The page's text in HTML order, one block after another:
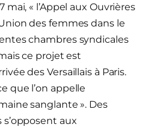
mai, « l’Appel aux Ouvrières
des femmes dans le
chambres syndicales
ce projet est
des Versaillais à Paris.
que l’on appelle
sanglante ». Des
s’opposent aux